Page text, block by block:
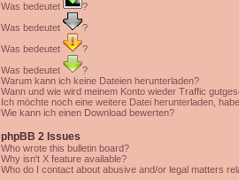
Was bedeutet
?
Was bedeutet
?
Was bedeutet
?
Was bedeutet
?
Warum kann ich keine Dateien herunterladen?
Wann und wie wird meinem Konto wieder Traffic
Ich möchte noch eine weitere Datei herunterladen,
Wie kann ich einen Download bewerten?
phpBB 2 Issues
Who wrote this bulletin board?
Why isn't X feature available?
Who do I contact about abusive and/or legal matters